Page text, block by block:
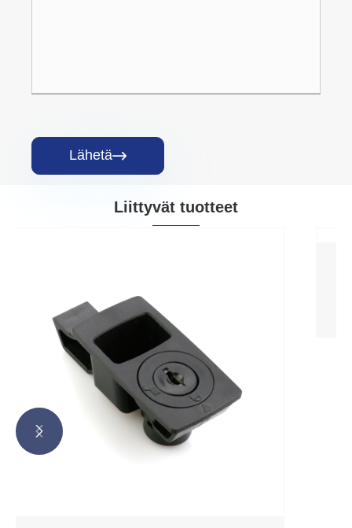
Lähetä
Liittyvät tuotteet
Katso lisää >>

